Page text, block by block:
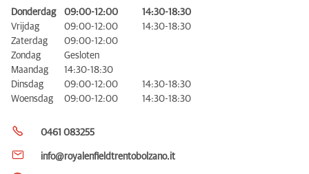
Donderdag 09:00-12:00
14:30-18:30
Vrijdag
09:00-12:00
14:30-18:30
Zaterdag
09:00-12:00
Zondag
Gesloten
Maandag
14:30-18:30
Dinsdag
09:00-12:00
14:30-18:30
Woensdag
09:00-12:00 14:30-18:30
0461 083255
info@royalenfieldtrentobolzano.it